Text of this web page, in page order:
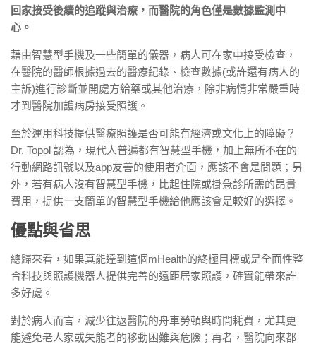
回家接受後續的追蹤與治療，而醫院的角色僅是數據監測中
心。
藉由智慧型手機及一些簡單的儀器，病人可在家中接受檢查，
在醫院的醫師根據過去的醫療紀錄、檢查數據(或許還有病人的
主訴)進行診斷並開處方給藥或其他治療，除非病情非常嚴重時
才到醫院加護病房接受照護。
至於運用科技提供醫療照護是否可能有經濟或文化上的障礙？
Dr. Topol 認為，現代人普遍都有智慧型手機，加上無所不在的
行動網路訊號以及app友善的使用者介面，應該不會是問題；另
外，若有病人沒有智慧型手機，比起住院或掛急診所需的昂貴
費用，提供一支簡單的智慧型手機給他應該會是較好的選擇。
優點與省思
總歸來看，如果真能達到這個mHealth的終極目標或是全面性整
合科技與照護機器人提供完善的遠距居家照護，確實能帶來許
多好處。
對於病人而言，減少往返醫院的舟車勞頓與時間耗費，尤其更
能避免老人家或失能者的移動困難與危險；再者，醫院向來都